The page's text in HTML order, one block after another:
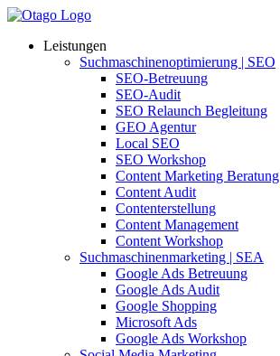
Leistungen
Suchmaschinenoptimierung | SEO
SEO-Betreuung
SEO-Audit
SEO Relaunch Begleitung
GEO Agentur
Local SEO
SEO Workshop
Content Marketing Beratung
Content Audit
Contenterstellung
Content Management
Content Workshop
Suchmaschinenmarketing | SEA
Google Ads Betreuung
Google Ads Audit
Google Shopping
Microsoft Ads
Google Ads Workshop